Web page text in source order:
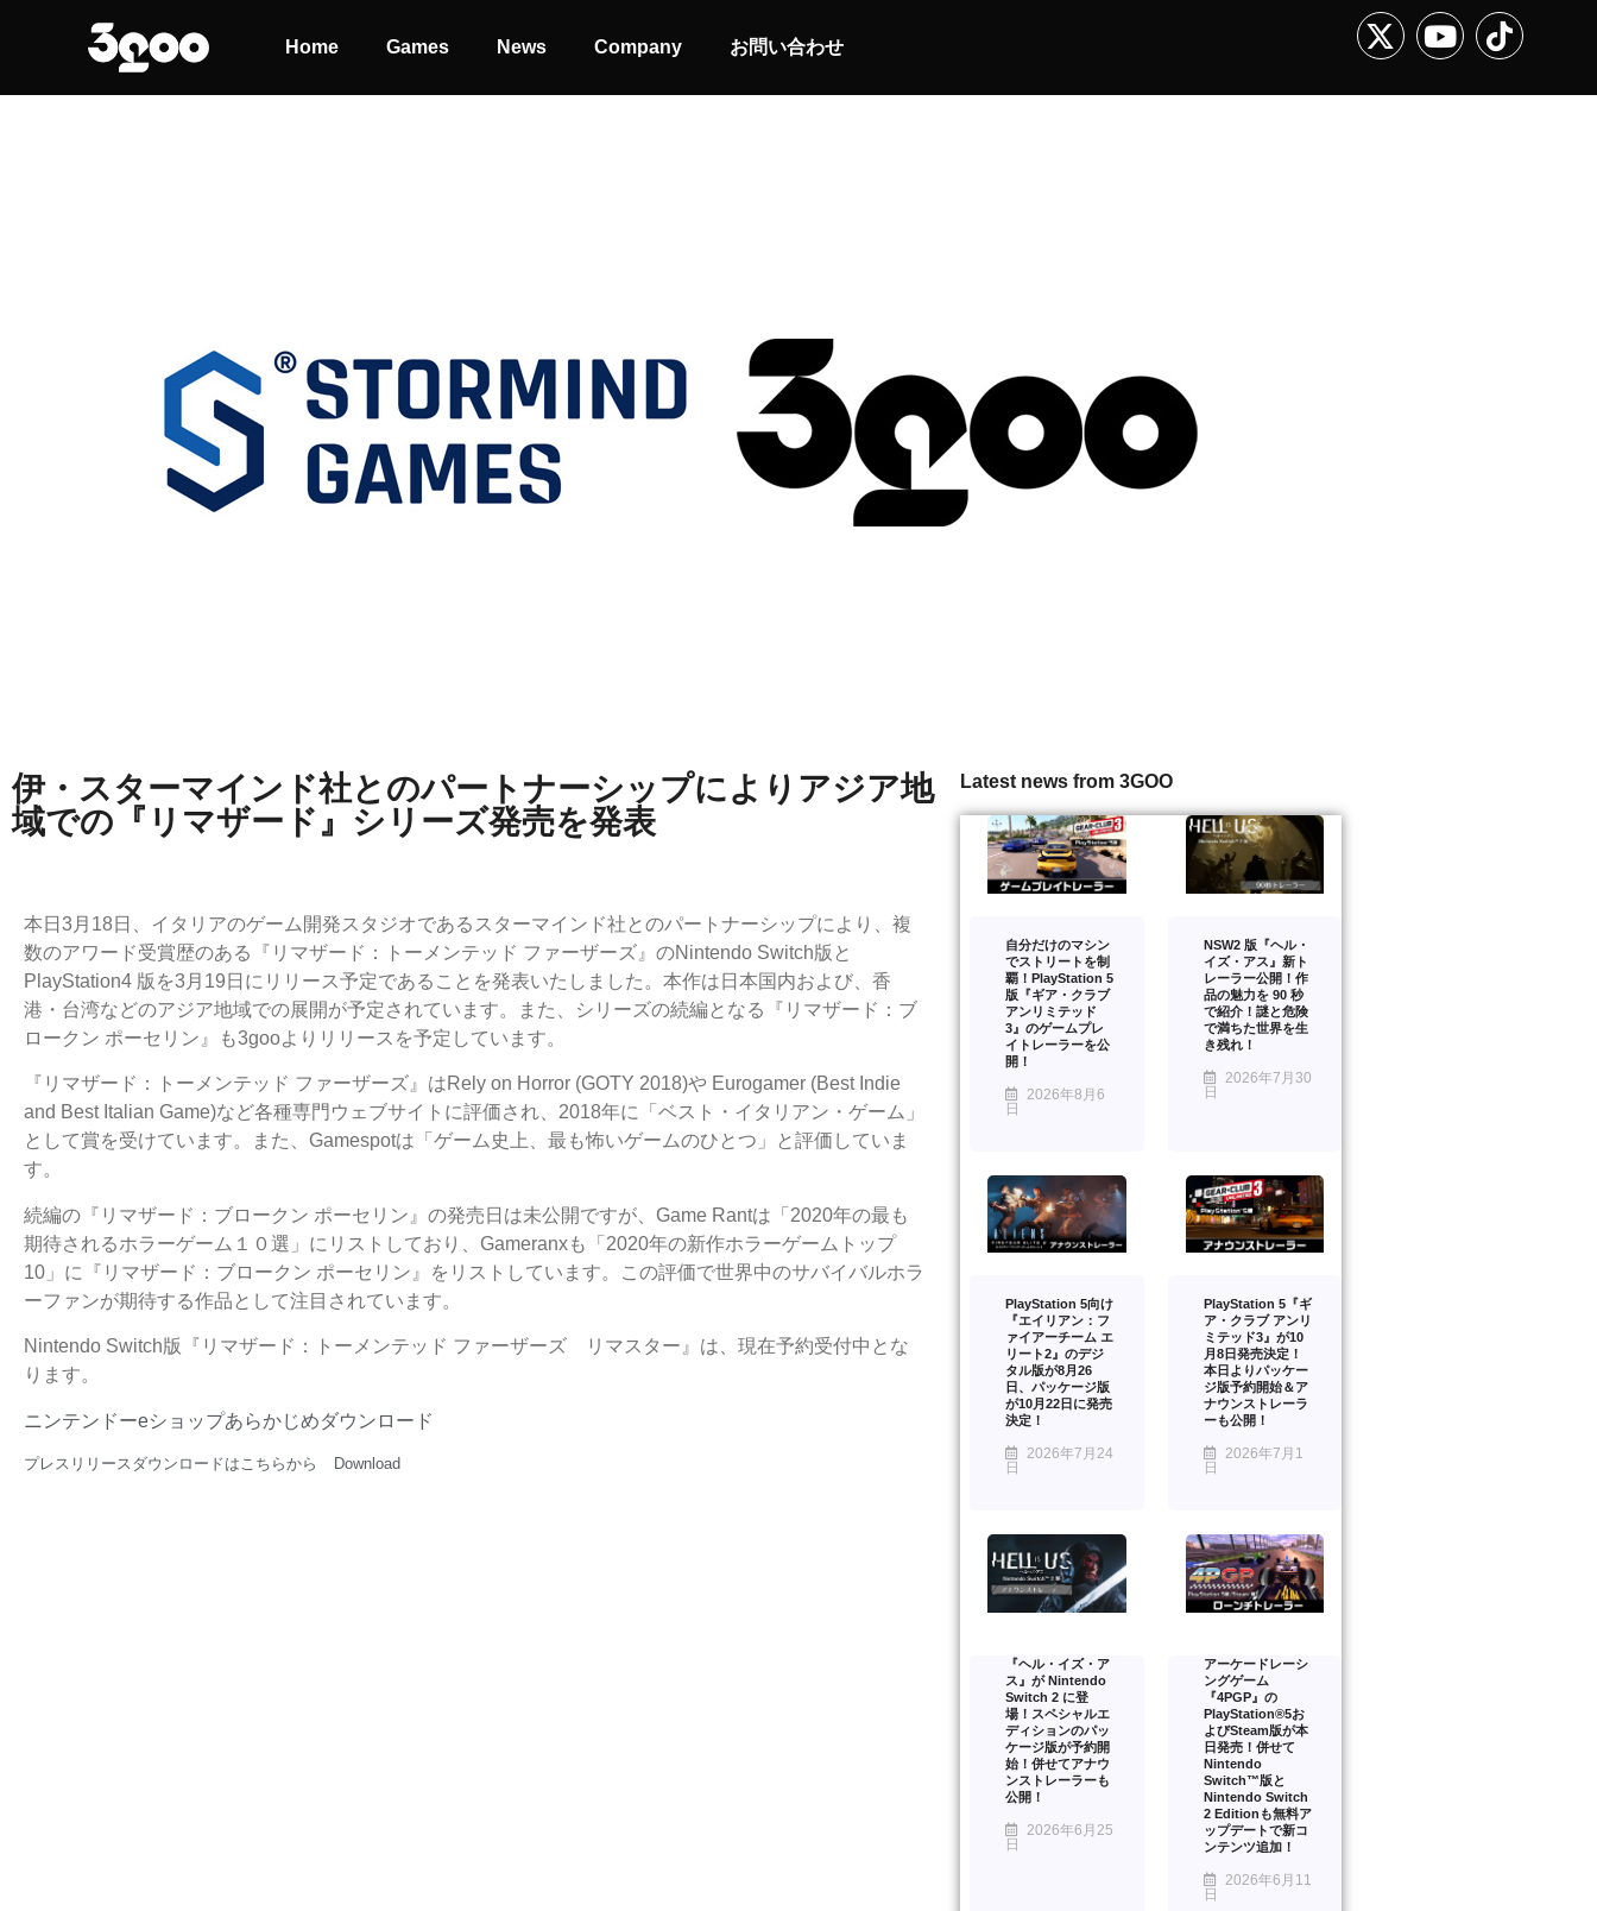
Home Games News Company お問い合わせ
伊・スターマインド社とのパートナーシップによりアジア地
域での『リマザード』シリーズ発売を発表
本日3月18日、イタリアのゲーム開発スタジオであるスターマインド社とのパートナーシップにより、複
数のアワード受賞歴のある『リマザード：トーメンテッド ファーザーズ』のNintendo Switch版と
PlayStation4 版を3月19日にリリース予定であることを発表いたしました。本作は日本国内および、香
港・台湾などのアジア地域での展開が予定されています。また、シリーズの続編となる『リマザード：ブ
ロークン ポーセリン』も3gooよりリリースを予定しています。
『リマザード：トーメンテッド ファーザーズ』はRely on Horror (GOTY 2018)や Eurogamer (Best Indie
and Best Italian Game)など各種専門ウェブサイトに評価され、2018年に「ベスト・イタリアン・ゲーム」
として賞を受けています。また、Gamespotは「ゲーム史上、最も怖いゲームのひとつ」と評価していま
す。
続編の『リマザード：ブロークン ポーセリン』の発売日は未公開ですが、Game Rantは「2020年の最も
期待されるホラーゲーム１０選」にリストしており、Gameranxも「2020年の新作ホラーゲームトップ
10」に『リマザード：ブロークン ポーセリン』をリストしています。この評価で世界中のサバイバルホラ
ーファンが期待する作品として注目されています。
Nintendo Switch版『リマザード：トーメンテッド ファーザーズ リマスター』は、現在予約受付中とな
ります。
ニンテンドーeショップあらかじめダウンロード
プレスリリースダウンロードはこちらから Download
Latest news from 3GOO
自分だけのマシン
でストリートを制
覇！PlayStation 5
版『ギア・クラブ
アンリミテッド
3』のゲームプレ
イトレーラーを公
開！
2026年8月6
日
NSW2 版『ヘル・
イズ・アス』新ト
レーラー公開！作
品の魅力を 90 秒
で紹介！謎と危険
で満ちた世界を生
き残れ！
2026年7月30
日
PlayStation 5向け
『エイリアン：フ
ァイアーチーム エ
リート2』のデジ
タル版が8月26
日、パッケージ版
が10月22日に発売
決定！
2026年7月24
日
PlayStation 5『ギ
ア・クラブ アンリ
ミテッド3』が10
月8日発売決定！
本日よりパッケー
ジ版予約開始＆ア
ナウンストレーラ
ーも公開！
2026年7月1
日
『ヘル・イズ・ア
ス』が Nintendo
Switch 2 に登
場！スペシャルエ
ディションのパッ
ケージ版が予約開
始！併せてアナウ
ンストレーラーも
公開！
2026年6月25
日
アーケードレーシ
ングゲーム
『4PGP』の
PlayStation®5お
よびSteam版が本
日発売！併せて
Nintendo
Switch™版と
Nintendo Switch
2 Editionも無料ア
ップデートで新コ
ンテンツ追加！
2026年6月11
日